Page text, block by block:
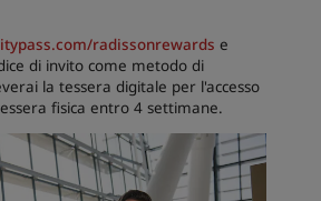
radissonrewards e
di invito come metodo di
la tessera digitale per l'accesso
fisica entro 4 settimane.